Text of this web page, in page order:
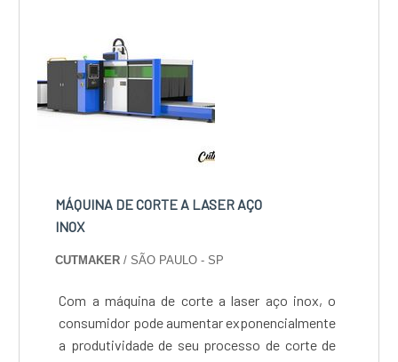
MÁQUINA DE CORTE A LASER AÇO
INOX
CUTMAKER/ SÃO PAULO - SP
Com a máquina de corte a laser aço inox, o
consumidor pode aumentar exponencialmente
a produtividade de seu processo de corte de